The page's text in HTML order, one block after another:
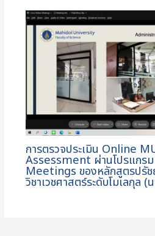
การตรวจประเมิน Online
Assessment ผ่านโปรแกร
Meetings ของหลักสูตรปรั
วิชาเวชศาสตร์ระดับโมเลกุล (